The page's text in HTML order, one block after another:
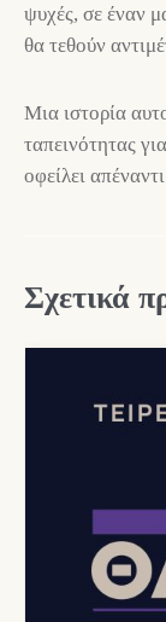
ψυχές, σε έναν
θα τεθούν
Μια ιστορία
ταπεινότητας
οφείλει
Σχετικά